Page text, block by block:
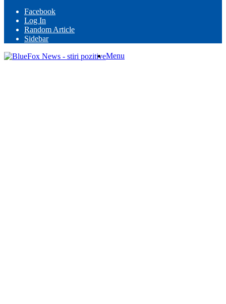
Facebook
Log In
Random Article
Sidebar
Menu